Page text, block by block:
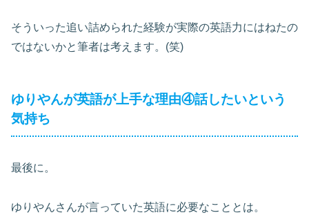
そういった追い詰められた経験が実際の英語力にはねたの
ではないかと筆者は考えます。(笑)
ゆりやんが英語が上手な理由④話したいという
気持ち
最後に。
ゆりやんさんが言っていた英語に必要なこととは。